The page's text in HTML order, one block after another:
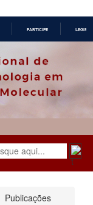
PARTICIPE
Publicações